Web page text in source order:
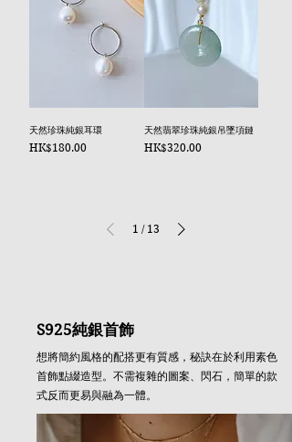
S925純銀首飾
想將簡約風格的配搭更有質感，秘訣在於利用素色
首飾點綴造型。不需複雜的圖案、閃石，簡單的款
式反而更易與融為一體。
天然珍珠純銀耳環
價格
HK$180.00
天然翡翠珍珠純銀吊墜項鏈
價格
HK$320.00
1 / 13